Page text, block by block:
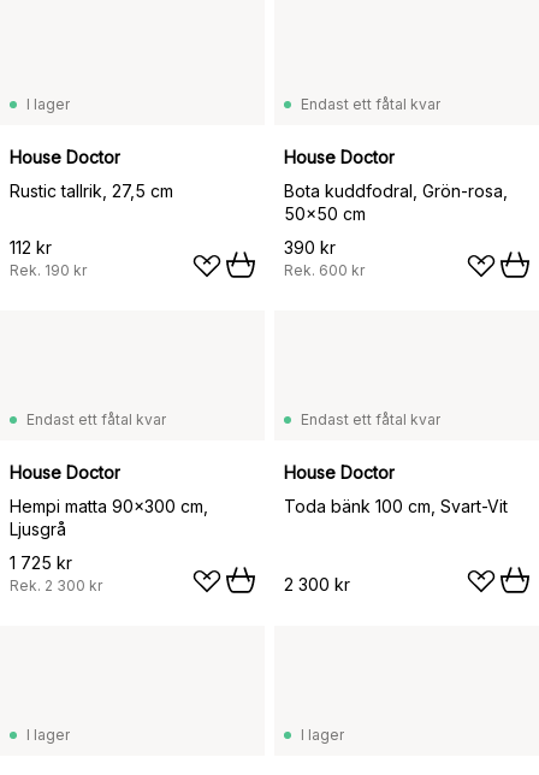
I lager
House Doctor
Rustic tallrik, 27,5 cm
112 kr
Rek. 190 kr
Endast ett fåtal kvar
House Doctor
Bota kuddfodral, Grön-rosa,
50x50 cm
390 kr
Rek. 600 kr
Endast ett fåtal kvar
House Doctor
Hempi matta 90x300 cm,
Ljusgrå
1 725 kr
Rek. 2 300 kr
Endast ett fåtal kvar
House Doctor
Toda bänk 100 cm, Svart-Vit
2 300 kr
I lager I lager